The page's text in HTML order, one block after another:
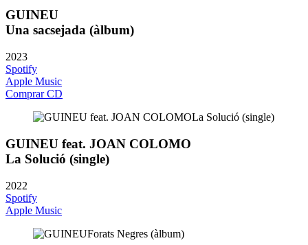
GUINEU
Una sacsejada (àlbum)
2023
Spotify
Apple Music
Comprar CD
GUINEU feat. JOAN COLOMO
La Solució (single)
2022
Spotify
Apple Music